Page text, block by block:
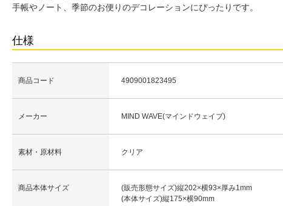
手帳やノート、季節のお便りのデコレーションにぴったりです。
仕様
商品コード 4909001823495
メーカー MIND WAVE(マインドウェイブ)
素材・原材料 クリア
商品本体サイズ
(販売形態サイズ)縦202×横93×厚み1mm
(本体サイズ)縦175×横90mm